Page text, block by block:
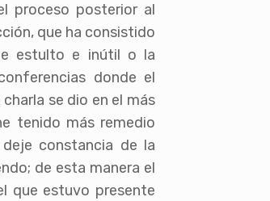
proceso posterior al
que ha consistido
estulto e inútil o la
donde el
se dio en el más
tenido más remedio
constancia de la
de esta manera el
que estuvo presente